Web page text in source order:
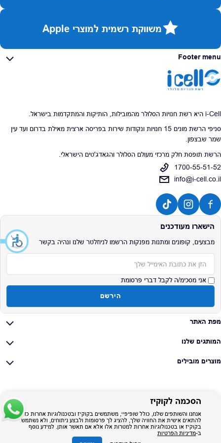
משווקת רשמית למוצרי Apple
Footer menu
i-Cell היא רשת חנויות הסלולר מהמובילות, הותיקות והמתקדמות בישראל.
סניפי הרשת מונים 15 חנויות ונקודות שירות בפריסה ארצית מאילת בדרום ועד עין
שמר שבצפון.
הרשת תופסת חלק מרכזי מעולם הסלולר והגאדג'טים הישראלי.
1700-55-51-52
info@i-cell.co.il
הישארו מעודכנים
מבצעים, קופונים ומתנות מפנקות הרשמו לניוזלטר שלנו ונהיה בקשר
אני מסכימ/ה לקבל דברי פרסומת
הירשם
מפת האתר
המותגים שלנו
מוצרים מובילים
הסכמה לקוקיז
אנחנו והשותפים שלנו, כולל שופיפיי, משתמשים בקוקיז ובטכנולוגיות אחרות כדי
להתאים אישית את החוויה שלך, להציג לך פרסומות ולבצע ניתוחים, ולא נשתמש
בקוקיז או בטכנולוגיות אחרות למטרות אלו אלא אם תאשר אותן. למידע נוסף
ב-מדיניות הפרטיות